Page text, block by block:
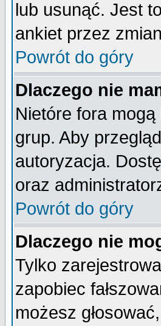
lub usunąć. Jest
ankiet przez
Powrót do góry
Dlaczego nie
Nietóre fora
grup. Aby
autoryzacja.
oraz
Powrót do góry
Dlaczego nie
Tylko
zapobiec
możesz